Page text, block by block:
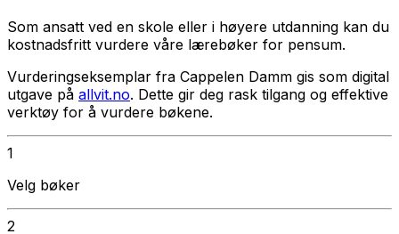
Som ansatt ved en skole eller i høyere utdanning kan du
kostnadsfritt vurdere våre lærebøker for pensum.
Vurderingseksemplar fra Cappelen Damm gis som digital
utgave på allvit.no. Dette gir deg rask tilgang og effektive
verktøy for å vurdere bøkene.
1
Velg bøker
2